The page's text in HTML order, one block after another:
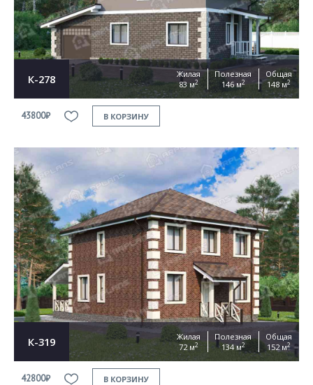
К-278
Жилая
83 м2
Полезная
146 м2
Общая
148 м2
43800₽ В КОРЗИНУ
К-319
Жилая
72 м2
Полезная
134 м2
Общая
152 м2
42800₽ В КОРЗИНУ